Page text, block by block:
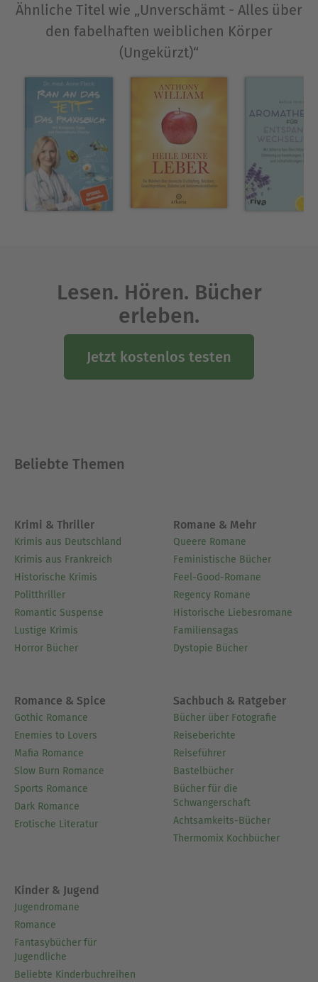
meine „Beschwerden“ gesprochen und sich
nach Hormonstatus ein ziemlicher Mangel
offenbart hat. Jetzt nehme ich
neu geboten! Danke dafür ❤️🌹
Ähnliche Titel wie „Unverschämt - Alles über
den fabelhaften weiblichen Körper
(Ungekürzt)“
Lesen. Hören. Bücher
erleben.
Jetzt kostenlos testen
Beliebte Themen
Krimi & Thriller
Krimis aus Deutschland
Krimis aus Frankreich
Historische Krimis
Politthriller
Romantic Suspense
Lustige Krimis
Horror Bücher
Romane & Mehr
Queere Romane
Feministische Bücher
Feel-Good-Romane
Regency Romane
Historische Liebesromane
Familiensagas
Dystopie Bücher
Romance & Spice
Gothic Romance
Enemies to Lovers
Mafia Romance
Slow Burn Romance
Sports Romance
Dark Romance
Erotische Literatur
Sachbuch & Ratgeber
Bücher über Fotografie
Reiseberichte
Reiseführer
Bastelbücher
Bücher für die
Schwangerschaft
Achtsamkeits-Bücher
Thermomix Kochbücher
Kinder & Jugend
Jugendromane
Romance
Fantasybücher für
Jugendliche
Beliebte Kinderbuchreihen